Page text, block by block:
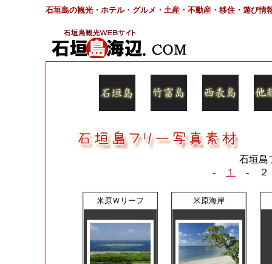
石垣島の観光・ホテル・グルメ・土産・不動産・移住・遊び情
石垣島
-
１ - ２
米原Ｗリーフ 米原海岸